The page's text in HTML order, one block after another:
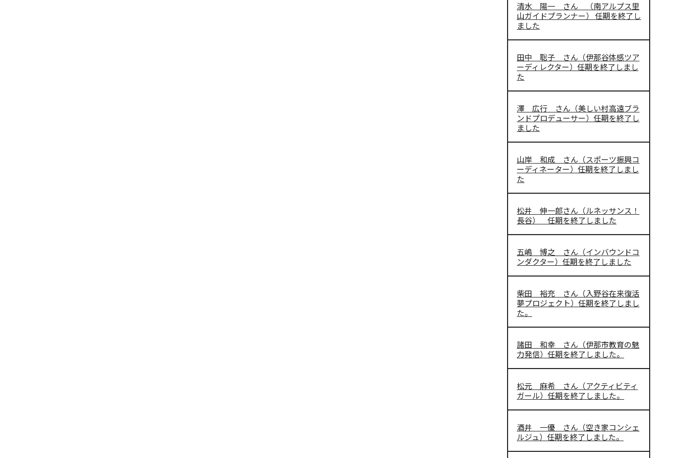
清水 陽一 さん （南アルプス里
山ガイドプランナー） 任期を終了し
ました
田中 聡子 さん（伊那谷体感ツア
ーディレクター）任期を終了しまし
た
澤 広行 さん（美しい村高遠ブラ
ンドプロデューサー）任期を終了し
ました
山岸 和成 さん（スポーツ振興コ
ーディネーター）任期を終了しまし
た
松井 伸一郎さん（ルネッサンス！
長谷） 任期を終了しました
五嶋 博之 さん（インバウンドコ
ンダクター）任期を終了しました
柴田 裕充 さん（入野谷在来復活
夢プロジェクト）任期を終了しまし
た。
諸田 和幸 さん（伊那市教育の魅
力発信）任期を終了しました。
松元 麻希 さん（アクティビティ
ガール）任期を終了しました。
酒井 一優 さん（空き家コンシェ
ルジュ）任期を終了しました。